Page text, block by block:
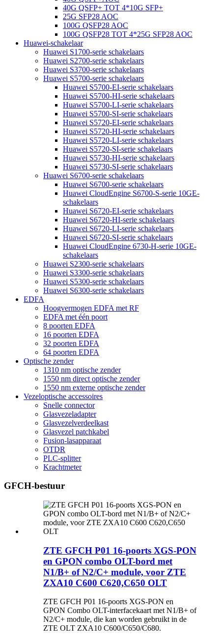
40G QSFP+ TOT 4*10G SFP+
25G SFP28 AOC
100G QSFP28 AOC
100G QSFP28 TOT 4*25G SFP28 AOC
Huawei-schakelaar
Huawei S1700-serie schakelaars
Huawei S2700-serie schakelaars
Huawei S3700-serie schakelaars
Huawei S5700-serie schakelaars
Huawei S5700-EI-serie schakelaars
Huawei S5700-HI-serie schakelaars
Huawei S5700-LI-serie schakelaars
Huawei S5700-SI-serie schakelaars
Huawei S5720-EI-serie schakelaars
Huawei S5720-HI-serie schakelaars
Huawei S5720-LI-serie schakelaars
Huawei S5720-SI-serie schakelaars
Huawei S5730-HI-serie schakelaars
Huawei S5730-SI-serie schakelaars
Huawei S6700-serie schakelaars
Huawei S6700-serie schakelaars
Huawei CloudEngine S6700-S-serie 10GE-
schakelaars
Huawei S6720-EI-serie schakelaars
Huawei S6720-HI-serie schakelaars
Huawei S6720-LI-serie schakelaars
Huawei S6720-SI-serie schakelaars
Huawei CloudEngine 6730-H-serie 10GE-
schakelaars
Huawei S2300-serie schakelaars
Huawei S3300-serie schakelaars
Huawei S5300-serie schakelaars
Huawei S6300-serie schakelaars
EDFA
Hoogvermogen EDFA met RF
EDFA met één poort
8 poorten EDFA
16 poorten EDFA
32 poorten EDFA
64 poorten EDFA
Optische zender
1310 nm optische zender
1550 nm direct optische zender
1550 nm externe optische zender
Vezeloptische accessoires
Snelle connector
Glasvezeladapter
Glasvezelverdeelkast
Glasvezel patchkabel
Fusion-lasapparaat
OTDR
PLC-splitter
Krachtmeter
GFCH-bestuur
ZTE GFCH P01 16-poorts XGS-PON
en GPON combo OLT-bord met
N1/B+ of N2/C+ module, voor ZTE
ZXA10 C600 C620,C650 OLT
ZTE GFCH P01 16-poorts XGS-PON en
GPON Combo OLT-interfacekaart met N1/B+ of
N2/C+ module, die kan worden gebruikt in de
ZTE OLT ZXA10 C600/C650/C680.